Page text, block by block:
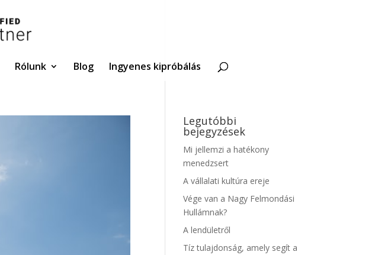
Rólunk Blog Ingyenes kipróbálás
Legutóbbi
bejegyzések
Mi jellemzi a hatékony
menedzsert
A vállalati kultúra ereje
Vége van a Nagy Felmondási
Hullámnak?
A lendületről
Tíz tulajdonság, amely segít a